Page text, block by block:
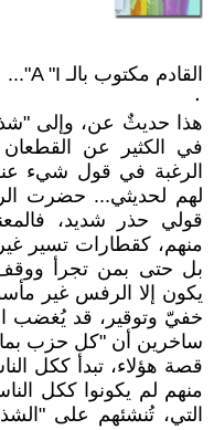
القادم مكتوب بالـ A "I"...
٠
هذا حديثٌ عن، وإلى
في الكثير عن
الرغبة في قول شيء
لهم لحديثي... حضرت
قولي حذر شديد،
منهم، كقطارات تسير
بل حتى بمن تجرأ
يكون إلا الرفس غير
خفيّ وتوقير، قد يُغضب
ساخرين أن "كل حزب
قصة هؤلاء، تبدأ ككل
منهم لم يكونوا ككل
التي، تُنشئهم على